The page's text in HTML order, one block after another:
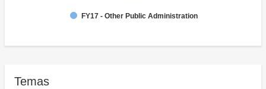
FY17 - Other Public Administration
Temas